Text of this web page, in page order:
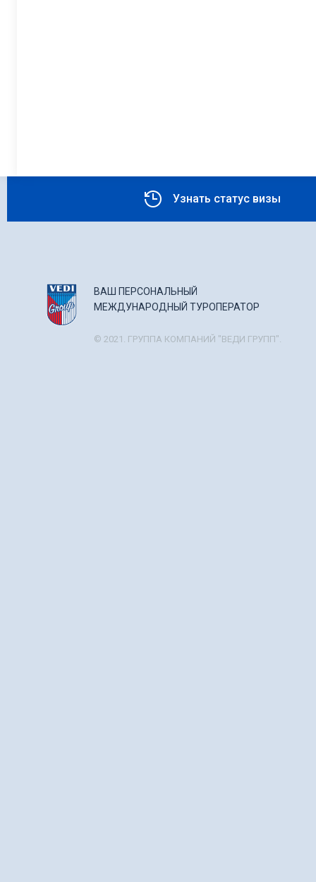
Узнать статус визы
ВАШ ПЕРСОНАЛЬНЫЙ
МЕЖДУНАРОДНЫЙ ТУРОПЕРАТОР
© 2021. ГРУППА КОМПАНИЙ "ВЕДИ ГРУПП".